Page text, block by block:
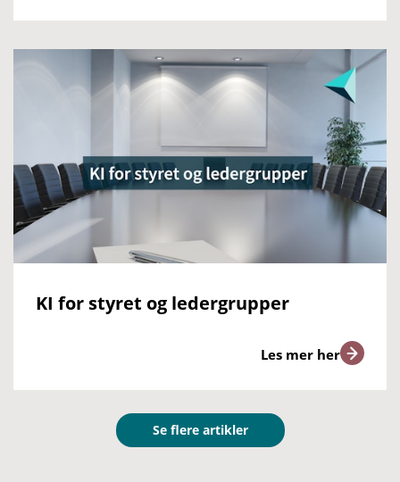
KI for styret og ledergrupper
Les mer her
Se flere artikler